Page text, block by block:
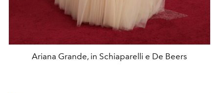
Ariana Grande, in Schiaparelli e De Beers